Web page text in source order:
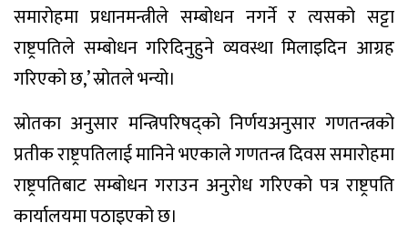
समारोहमा प्रधानमन्त्रीले सम्बोधन नगर्ने र त्यसको सट्टा
राष्ट्रपतिले सम्बोधन गरिदिनुहुने व्यवस्था मिलाइदिन आग्रह
गरिएको छ,’ स्रोतले भन्यो।
स्रोतका अनुसार मन्त्रिपरिषद्को निर्णयअनुसार गणतन्त्रको
प्रतीक राष्ट्रपतिलाई मानिने भएकाले गणतन्त्र दिवस समारोहमा
राष्ट्रपतिबाट सम्बोधन गराउन अनुरोध गरिएको पत्र राष्ट्रपति
कार्यालयमा पठाइएको छ।